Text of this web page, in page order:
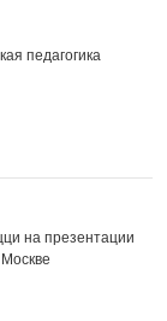
педагогика
на презентации